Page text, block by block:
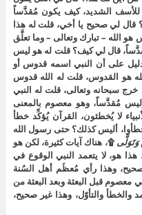
الشديد، كيف يكون مُقدَّساً
قال لي صحيح يا أخي، قلت له هذا
الله – تبارك وتعالى – وما تعلَّق
قال لي كيف؟ قلت له هو ليس
على أن النبي اسمه قدوس أو
هو القدوس، قلت له الله قدوس
سبحانه وتعالى، قلت له النبي
مُقدَّساً، وهو معصوم بالمعنى
لا يُخطئون، القرآن يُؤكِّد خطأ
أليس كذلك؟ حتى رسول الله
۩، هناك آيات كثيرة، لكن هو
هو، لا يتعمد النبي الوقوع في
وهذا رأي مُعظَم أهل السُنة
معصوم قبل البعثة وبعد البعثة من
والخطأ والتأوّل، وهذا غير صحيح،